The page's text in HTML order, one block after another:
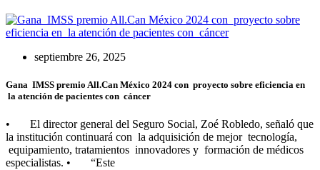
septiembre 26, 2025
Gana IMSS premio All.Can México 2024 con proyecto sobre eficiencia en
la atención de pacientes con cáncer
• El director general del Seguro Social, Zoé Robledo, señaló que
la institución continuará con la adquisición de mejor tecnología,
equipamiento, tratamientos innovadores y formación de médicos
especialistas. • “Este